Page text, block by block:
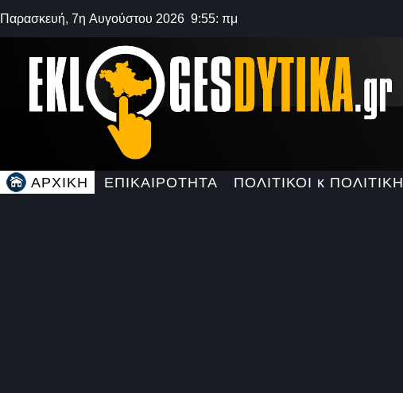
Παρασκευή, 7η Αυγούστου 2026 9:55: πμ
ΑΡΧΙΚΗ ΕΠΙΚΑΙΡΟΤΗΤΑ ΠΟΛΙΤΙΚΟΙ κ ΠΟΛΙΤΙΚΗ